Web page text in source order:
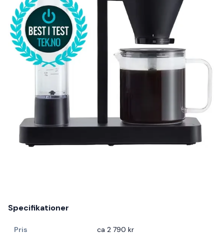
Specifikationer
Pris ca 2 790 kr